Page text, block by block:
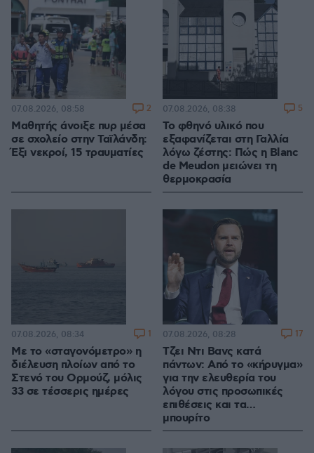
Μαθητής άνοιξε πυρ μέσα
σε σχολείο στην Ταϊλάνδη:
Έξι νεκροί, 15 τραυματίες
07.08.2026, 08:58 2
Το φθηνό υλικό που
εξαφανίζεται στη Γαλλία
λόγω ζέστης: Πώς η Blanc
de Meudon μειώνει τη
θερμοκρασία
07.08.2026, 08:38 5
Με το «σταγονόμετρο» η
διέλευση πλοίων από το
Στενό του Ορμούζ, μόλις
33 σε τέσσερις ημέρες
07.08.2026, 08:34 1
Τζει Ντι Βανς κατά
πάντων: Από το «κήρυγμα»
για την ελευθερία του
λόγου στις προσωπικές
επιθέσεις και τα…
μπουρίτο
07.08.2026, 08:28 17